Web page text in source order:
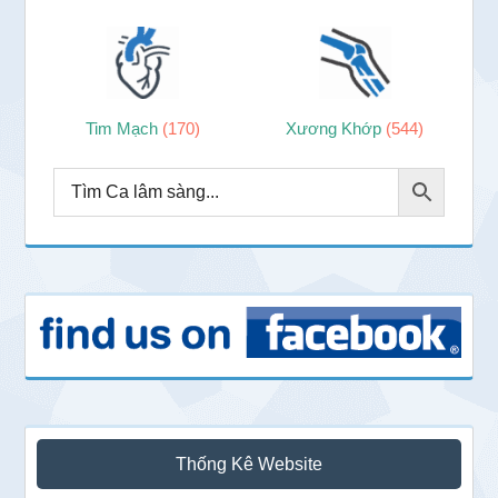
Tim Mạch (170) Xương Khớp (544)
Thống Kê Website